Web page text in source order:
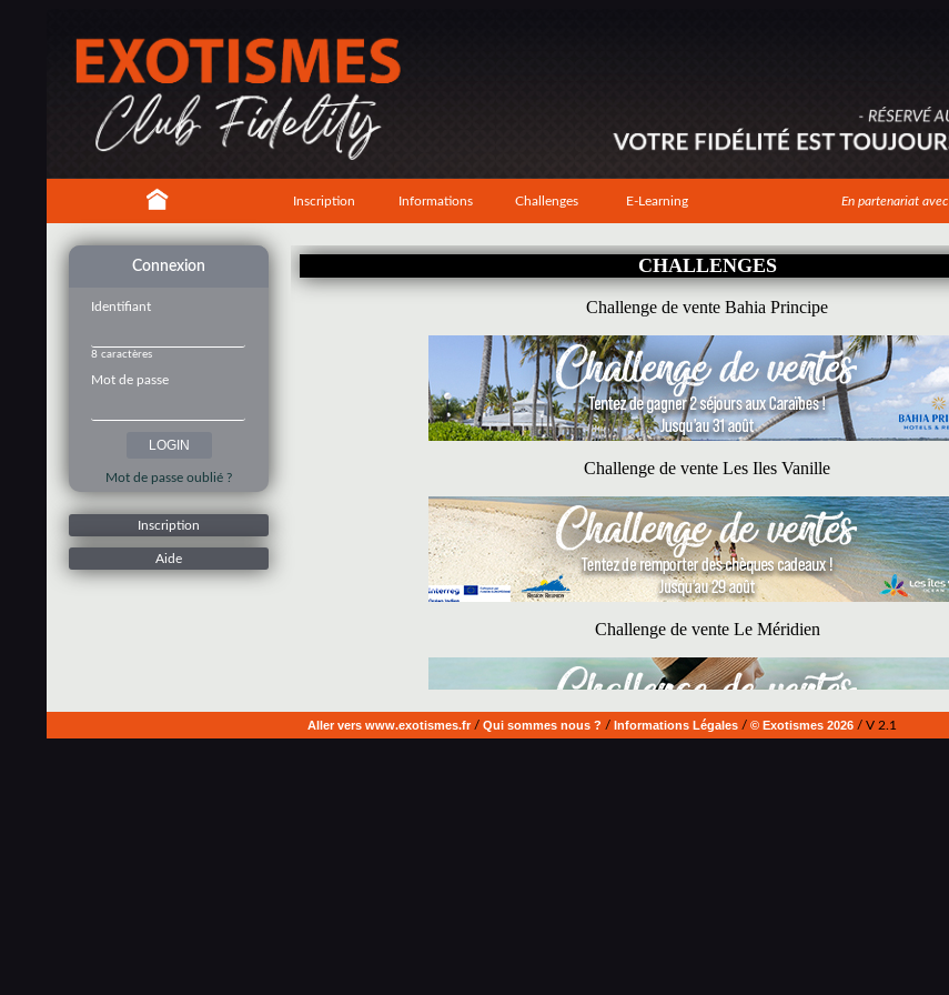
Inscription Informations Challenges E-Learning En partenariat avec
Connexion
Identifiant
8 caractères
Mot de passe
Mot de passe oublié ?
Inscription
Aide
Aller vers www.exotismes.fr/ Qui sommes nous ? / Informations Légales/ © Exotismes 2026/ V 2.1